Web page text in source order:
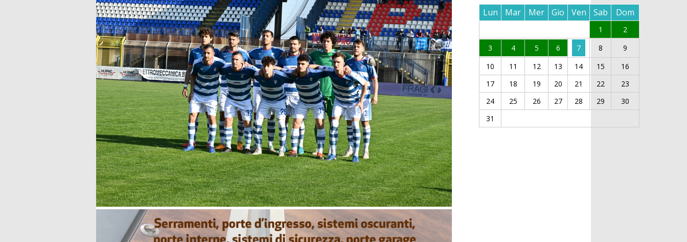
Lun Mar Mer Gio Ven Sab Dom
1
2
3
4 5 6 7 8
9
10
11 12 13 14 15
16
17
18 19 20 21 22
23
24
25 26 27 28 29
30
31